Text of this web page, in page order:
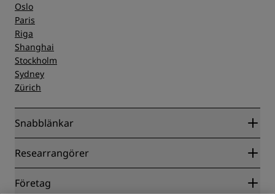
Oslo
Paris
Riga
Shanghai
Stockholm
Sydney
Zürich
Snabblänkar
Radisson Rewards
Blog
Destinationer
Researrangörer
Samarbetspartners
Företag